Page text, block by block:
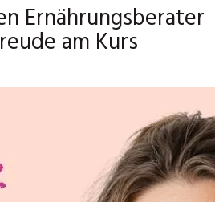
Ernährungsberater
am Kurs